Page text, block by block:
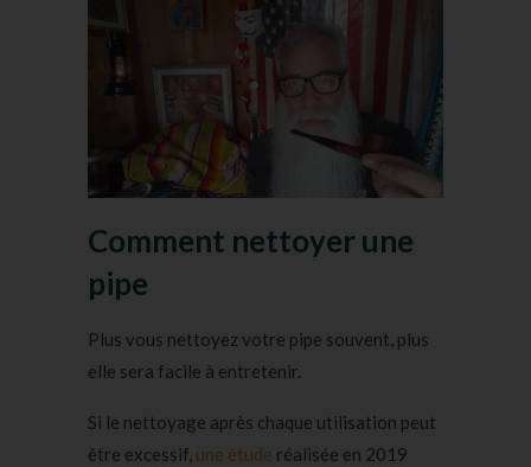
Comment nettoyer une
pipe
Plus vous nettoyez votre pipe souvent, plus
elle sera facile à entretenir.
Si le nettoyage après chaque utilisation peut
être excessif, une étude réalisée en 2019